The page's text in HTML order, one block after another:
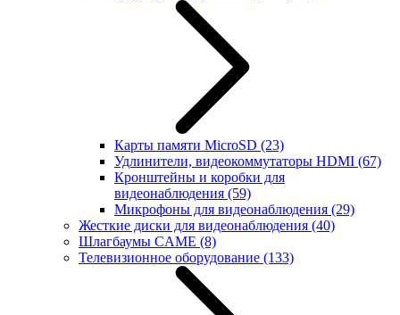
Карты памяти MicroSD (23)
Удлинители, видеокоммутаторы HDMI (67)
Кронштейны и коробки для
видеонаблюдения (59)
Микрофоны для видеонаблюдения (29)
Жесткие диски для видеонаблюдения (40)
Шлагбаумы CAME (8)
Телевизионное оборудование (133)